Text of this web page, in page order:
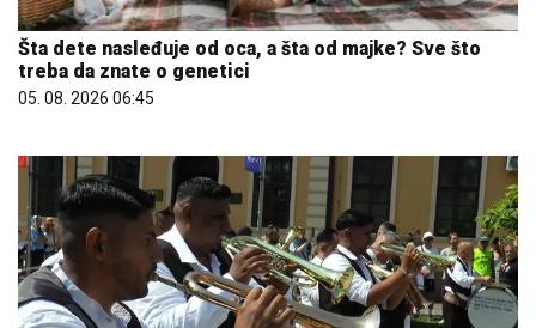
Šta dete nasleđuje od oca, a šta od majke? Sve što
treba da znate o genetici
05. 08. 2026 06:45